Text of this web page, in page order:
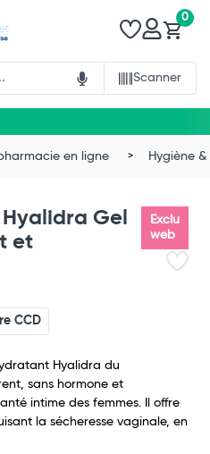
Scanner
0
en ligne Hygiène
Exclu
web
Gel
et
CCD
Hyalidra du
sans hormone et
intime des femmes. Il offre
la sécheresse vaginale, en